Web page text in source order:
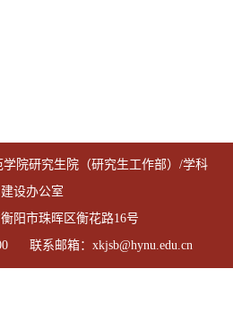
院研究生院（研究生工作部）/学科
建设办公室
阳市珠晖区衡花路16号
联系邮箱：xkjsb@hynu.edu.cn